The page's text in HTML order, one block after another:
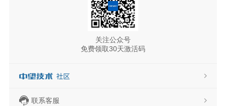
关注公众号
免费领取30天激活码
联系客服